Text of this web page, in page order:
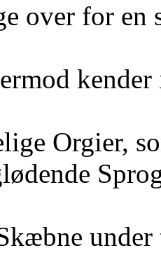
over for en
Orgier,